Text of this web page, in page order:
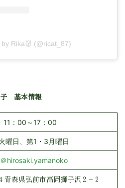
Rika👹 (@ricat_87)
基本情報
11：00～17：00
曜日、第1・3月曜日
＠hirosaki.yamanoko
青森県弘前市高岡獅子沢２−２